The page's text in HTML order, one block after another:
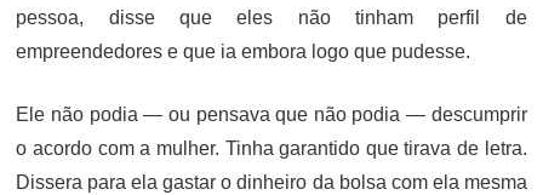
pessoa, disse que eles não tinham perfil de
empreendedores e que ia embora logo que pudesse.
Ele não podia — ou pensava que não podia — descumprir
o acordo com a mulher. Tinha garantido que tirava de letra.
Dissera para ela gastar o dinheiro da bolsa com ela mesma